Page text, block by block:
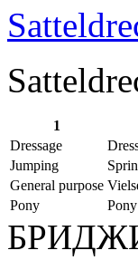
1
Dressage
Jumping
General purpose
Pony
Pony